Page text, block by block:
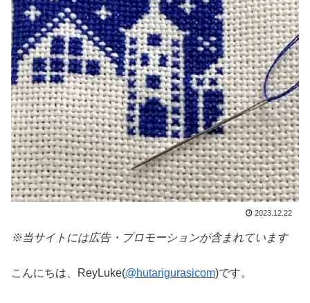
2023.12.22
※当サイトには広告・プロモーションが含まれています
こんにちは、ReyLuke(@hutarigurasicom)です。